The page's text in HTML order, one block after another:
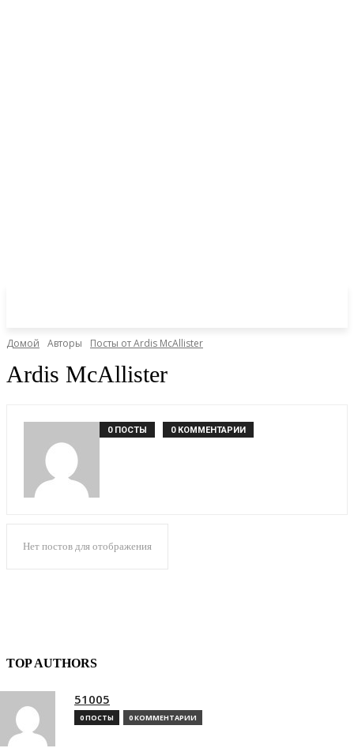
Домой Авторы Посты от Ardis McAllister
Ardis McAllister
0 ПОСТЫ 0 КОММЕНТАРИИ
Нет постов для отображения
TOP AUTHORS
51005
0 ПОСТЫ 0 КОММЕНТАРИИ